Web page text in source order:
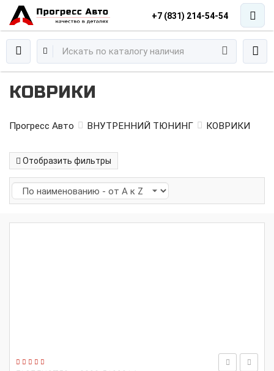
+7 (831) 214-54-54
КОВРИКИ
Прогресс Авто ВНУТРЕННИЙ ТЮНИНГ КОВРИКИ
Отобразить фильтры